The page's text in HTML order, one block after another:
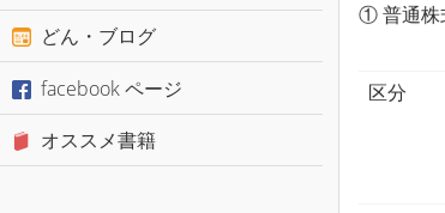
① 普通株
区分
どん・ブログ
facebook ページ
オススメ書籍